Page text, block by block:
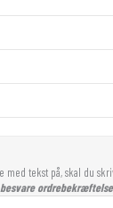
med tekst på, skal du